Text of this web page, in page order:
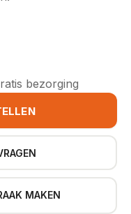
bezorging
MAKEN